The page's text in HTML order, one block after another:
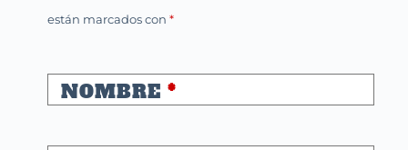
están marcados con*
NOMBRE *